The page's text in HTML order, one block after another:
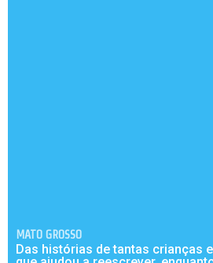
MATO GROSSO
Das histórias de tantas crianças